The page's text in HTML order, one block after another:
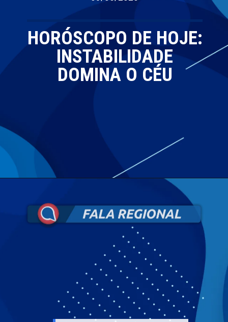
HORÓSCOPO DE HOJE:
INSTABILIDADE
DOMINA O CÉU